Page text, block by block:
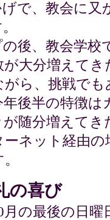
で、教会に又
後、教会学校
が大分増えて
がら、挑戦で
後半の特徴は
が随分増えて
ーネット経由
の喜び
の最後の日曜